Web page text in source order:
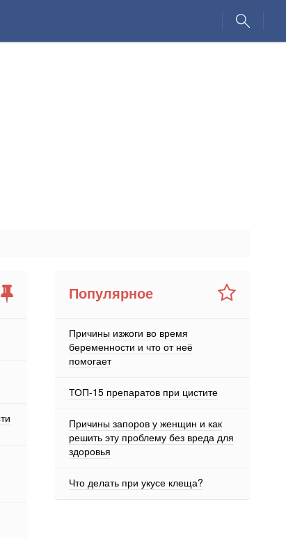
Популярное
Причины изжоги во время
беременности и что от неё
помогает
ТОП-15 препаратов при цистите
Причины запоров у женщин и как
решить эту проблему без вреда для
здоровья
Что делать при укусе клеща?